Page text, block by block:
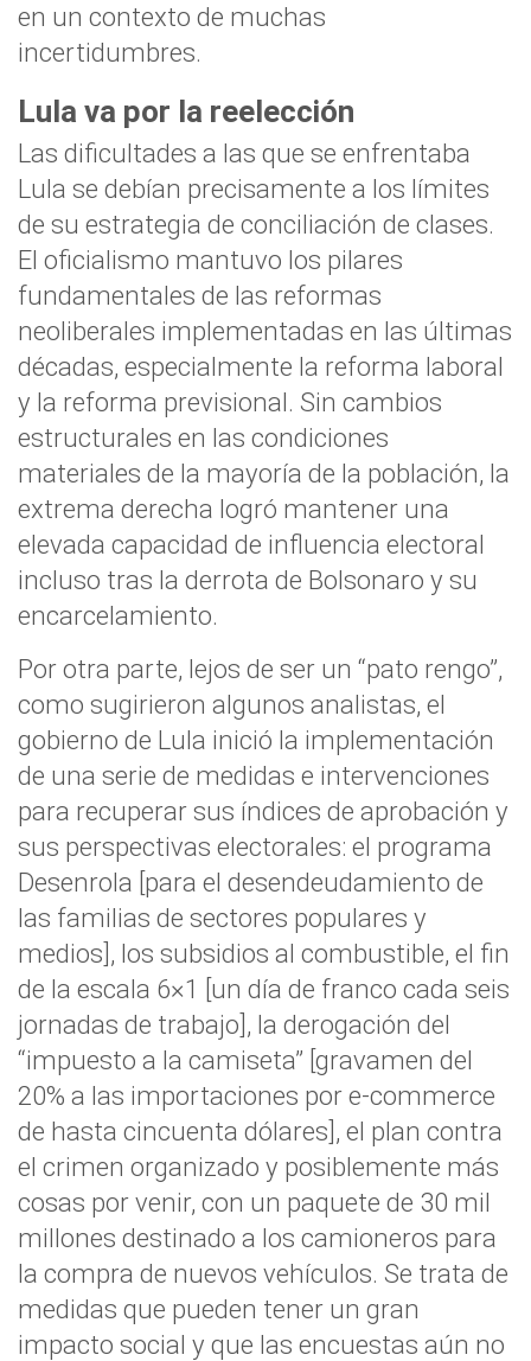
en un contexto de muchas
incertidumbres.
Lula va por la reelección
Las dificultades a las que se enfrentaba
Lula se debían precisamente a los límites
de su estrategia de conciliación de clases.
El oficialismo mantuvo los pilares
fundamentales de las reformas
neoliberales implementadas en las últimas
décadas, especialmente la reforma laboral
y la reforma previsional. Sin cambios
estructurales en las condiciones
materiales de la mayoría de la población, la
extrema derecha logró mantener una
elevada capacidad de influencia electoral
incluso tras la derrota de Bolsonaro y su
encarcelamiento.
Por otra parte, lejos de ser un “pato rengo”,
como sugirieron algunos analistas, el
gobierno de Lula inició la implementación
de una serie de medidas e intervenciones
para recuperar sus índices de aprobación y
sus perspectivas electorales: el programa
Desenrola [para el desendeudamiento de
las familias de sectores populares y
medios], los subsidios al combustible, el fin
de la escala 6×1 [un día de franco cada seis
jornadas de trabajo], la derogación del
“impuesto a la camiseta” [gravamen del
20% a las importaciones por e-commerce
de hasta cincuenta dólares], el plan contra
el crimen organizado y posiblemente más
cosas por venir, con un paquete de 30 mil
millones destinado a los camioneros para
la compra de nuevos vehículos. Se trata de
medidas que pueden tener un gran
impacto social y que las encuestas aún no